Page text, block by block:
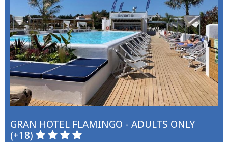
GRAN HOTEL FLAMINGO - ADULTS ONLY
(+18)